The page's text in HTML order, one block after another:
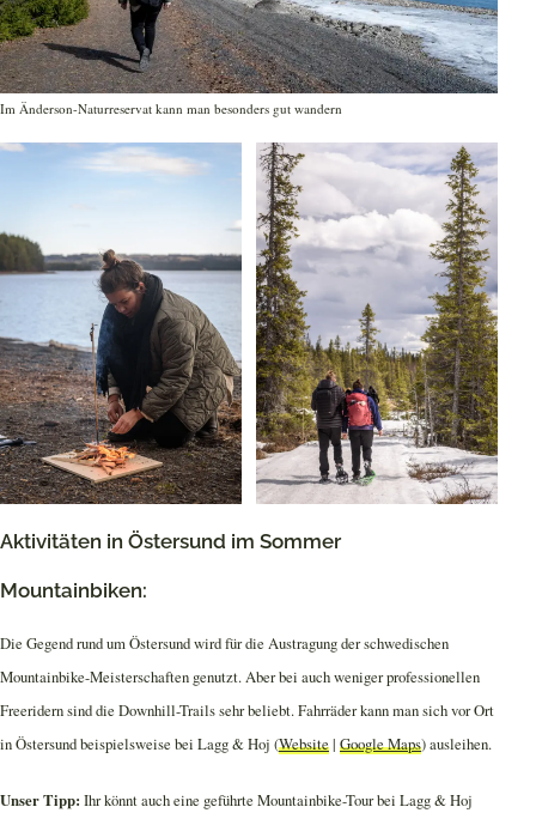
Im Änderson-Naturreservat kann man besonders gut wandern
Aktivitäten in Östersund im Sommer
Mountainbiken:
Die Gegend rund um Östersund wird für die Austragung der schwedischen
Mountainbike-Meisterschaften genutzt. Aber bei auch weniger professionellen
Freeridern sind die Downhill-Trails sehr beliebt. Fahrräder kann man sich vor Ort
in Östersund beispielsweise bei Lagg & Hoj (Website| Google Maps) ausleihen.
Unser Tipp: Ihr könnt auch eine geführte Mountainbike-Tour bei Lagg & Hoj